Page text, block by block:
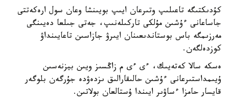
كۇدىكتىگە تاعىلىپ وتىرعان ايىپ بويىنشا وعان سول ارەكەتتى
جاساعانى ءۇشىن مۇلكى تاركىلەنىپ، جەتى جىلعا دەيىنگى
مەرزىمگە باس بوستاندىعىنان ايىرۋ جازاسىن تاعايىنداۋ
كوزدەلگەن.
ەسكە سالا كەتەيىك، ءى ءى م زاڭسىز ويىن بيزنەسىن
ۇيىمداستىرعانى ءۇشىن حالىقارالىق ىزدەۋدە جۇرگەن بلوگەر
قايسار حامزا ءساۋىر ايىندا ۇستالعان بولاتىن.